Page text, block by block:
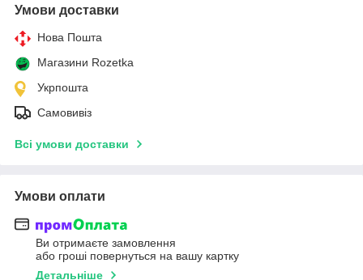
Умови доставки
Нова Пошта
Магазини Rozetka
Укрпошта
Самовивіз
Всі умови доставки
Умови оплати
Ви отримаєте замовлення
або гроші повернуться на вашу картку
Детальніше